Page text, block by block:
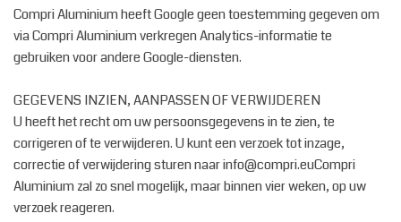
Compri Aluminium heeft Google geen toestemming gegeven om
via Compri Aluminium verkregen Analytics-informatie te
gebruiken voor andere Google-diensten.
GEGEVENS INZIEN, AANPASSEN OF VERWIJDEREN
U heeft het recht om uw persoonsgegevens in te zien, te
corrigeren of te verwijderen. U kunt een verzoek tot inzage,
correctie of verwijdering sturen naar info@compri.euCompri
Aluminium zal zo snel mogelijk, maar binnen vier weken, op uw
verzoek reageren.